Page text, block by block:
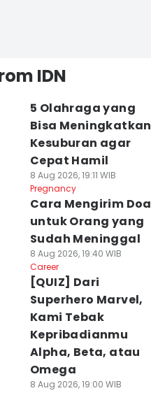
IDN
5 Olahraga yang
Bisa Meningkatkan
Kesuburan agar
Cepat Hamil
8 Aug 2026, 19:11 WIB
Pregnancy
Cara Mengirim Doa
untuk Orang yang
Sudah Meninggal
8 Aug 2026, 19:40 WIB
Career
[QUIZ] Dari
Superhero Marvel,
Kami Tebak
Kepribadianmu
Alpha, Beta, atau
Omega
8 Aug 2026, 19:00 WIB